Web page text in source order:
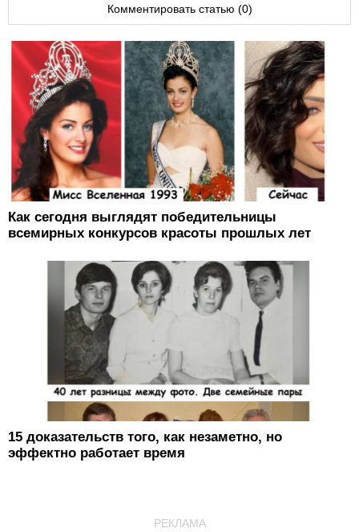
Комментировать статью (0)
Как сегодня выглядят победительницы
всемирных конкурсов красоты прошлых лет
15 доказательств того, как незаметно, но
эффектно работает время
РЕКЛАМА